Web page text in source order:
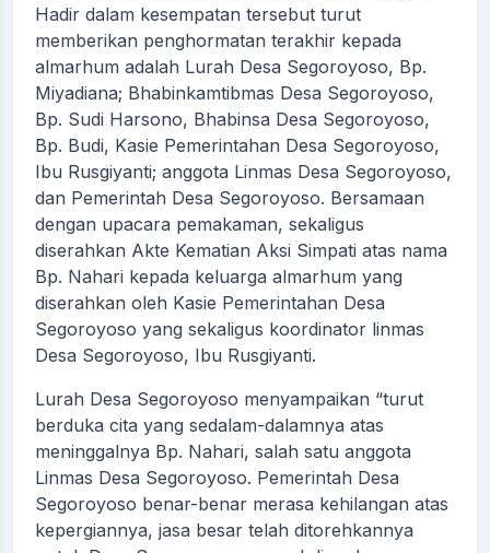
Hadir dalam kesempatan tersebut turut
memberikan penghormatan terakhir kepada
almarhum adalah Lurah Desa Segoroyoso, Bp.
Miyadiana; Bhabinkamtibmas Desa Segoroyoso,
Bp. Sudi Harsono, Bhabinsa Desa Segoroyoso,
Bp. Budi, Kasie Pemerintahan Desa Segoroyoso,
Ibu Rusgiyanti; anggota Linmas Desa Segoroyoso,
dan Pemerintah Desa Segoroyoso. Bersamaan
dengan upacara pemakaman, sekaligus
diserahkan Akte Kematian Aksi Simpati atas nama
Bp. Nahari kepada keluarga almarhum yang
diserahkan oleh Kasie Pemerintahan Desa
Segoroyoso yang sekaligus koordinator linmas
Desa Segoroyoso, Ibu Rusgiyanti.
Lurah Desa Segoroyoso menyampaikan “turut
berduka cita yang sedalam-dalamnya atas
meninggalnya Bp. Nahari, salah satu anggota
Linmas Desa Segoroyoso. Pemerintah Desa
Segoroyoso benar-benar merasa kehilangan atas
kepergiannya, jasa besar telah ditorehkannya